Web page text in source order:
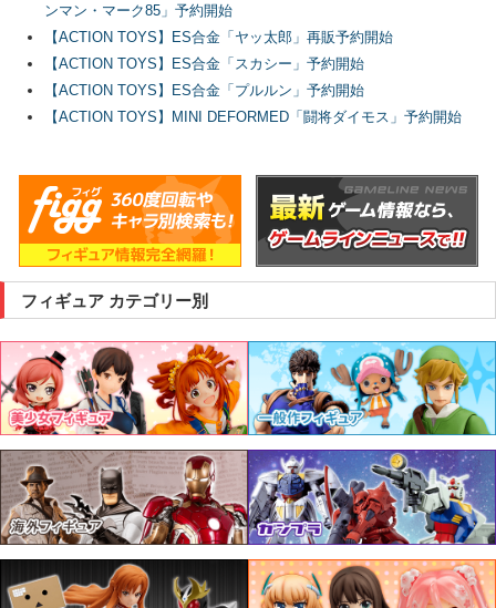
ンマン・マーク85」予約開始
【ACTION TOYS】ES合金「ヤッ太郎」再販予約開始
【ACTION TOYS】ES合金「スカシー」予約開始
【ACTION TOYS】ES合金「プルルン」予約開始
【ACTION TOYS】MINI DEFORMED「闘将ダイモス」予約開始
フィギュア カテゴリー別